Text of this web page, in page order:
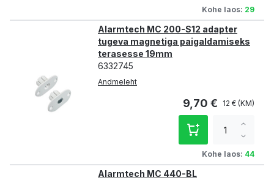
Kohe laos: 29
Alarmtech MC 200-S12 adapter
tugeva magnetiga paigaldamiseks
terasesse 19mm
6332745
Andmeleht
9,70 € 12 €
Kohe laos: 44
qty
Alarmtech MC 440-BL